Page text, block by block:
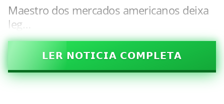
Maestro dos mercados americanos deixa
leg…
𝗟𝗘𝗥 𝗡𝗢𝗧𝗜𝗖𝗜𝗔 𝗖𝗢𝗠𝗣𝗟𝗘𝗧𝗔